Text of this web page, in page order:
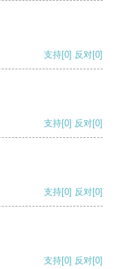
支持[0] 反对[0]
支持[0] 反对[0]
支持[0] 反对[0]
支持[0] 反对[0]